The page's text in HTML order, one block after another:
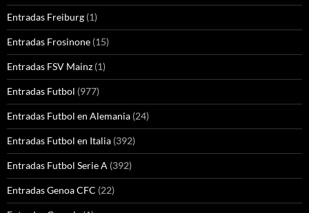
Entradas Freiburg (1)
Entradas Frosinone (15)
Entradas FSV Mainz (1)
Entradas Futbol (977)
Entradas Futbol en Alemania (24)
Entradas Futbol en Italia (392)
Entradas Futbol Serie A (392)
Entradas Genoa CFC (22)